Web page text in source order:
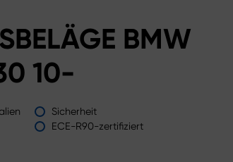
BMW
10-
Sicherheit
ECE-R90-zertifiziert